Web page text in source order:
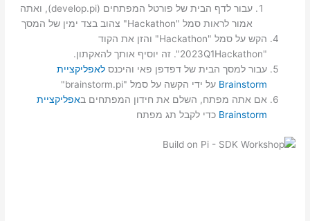
עבור לדף הבית של פורטל המפתחים (develop.pi), ואתה
אמור לראות סמל "Hackathon" צהוב בצד ימין של המסך
הקש על סמל "Hackathon" והזן את הקוד
"2023Q1Hackathon". זה יוסיף אותך להאקתון.
עבור למסך הבית של דפדפן פאי והיכנסלאפליקציית
Brainstorm על ידי הקשה על סמל "brainstorm.pi"
אם אתה מפתח, השלם את חידון המפתחים באפליקציית
Brainstorm כדי לקבל תג מפתח